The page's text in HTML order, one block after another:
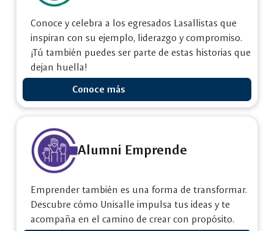
Conoce y celebra a los egresados Lasallistas que
inspiran con su ejemplo, liderazgo y compromiso.
¡Tú también puedes ser parte de estas historias que
dejan huella!
Conoce más
Alumni Emprende
Emprender también es una forma de transformar.
Descubre cómo Unisalle impulsa tus ideas y te
acompaña en el camino de crear con propósito.